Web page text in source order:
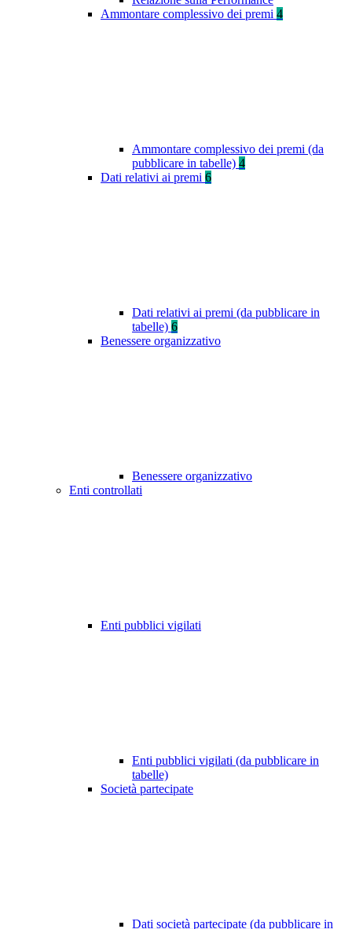
Ammontare complessivo dei premi 4
Ammontare complessivo dei premi (da
pubblicare in tabelle) 4
Dati relativi ai premi 6
Dati relativi ai premi (da pubblicare in
tabelle) 6
Benessere organizzativo
Benessere organizzativo
Enti controllati
Enti pubblici vigilati
Enti pubblici vigilati (da pubblicare in
tabelle)
Società partecipate
Dati società partecipate (da pubblicare in